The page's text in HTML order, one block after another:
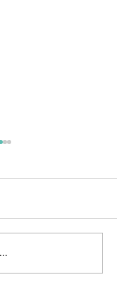
به‌روزرسانی
دولت از